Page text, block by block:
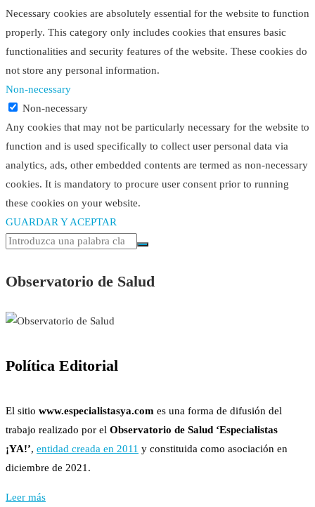
Necessary cookies are absolutely essential for the website to function
properly. This category only includes cookies that ensures basic
functionalities and security features of the website. These cookies do
not store any personal information.
Non-necessary
Non-necessary
Any cookies that may not be particularly necessary for the website to
function and is used specifically to collect user personal data via
analytics, ads, other embedded contents are termed as non-necessary
cookies. It is mandatory to procure user consent prior to running
these cookies on your website.
GUARDAR Y ACEPTAR
Observatorio de Salud
Política Editorial
El sitio www.especialistasya.com es una forma de difusión del
trabajo realizado por el Observatorio de Salud ‘Especialistas
¡YA!’, entidad creada en 2011 y constituida como asociación en
diciembre de 2021.
Leer más